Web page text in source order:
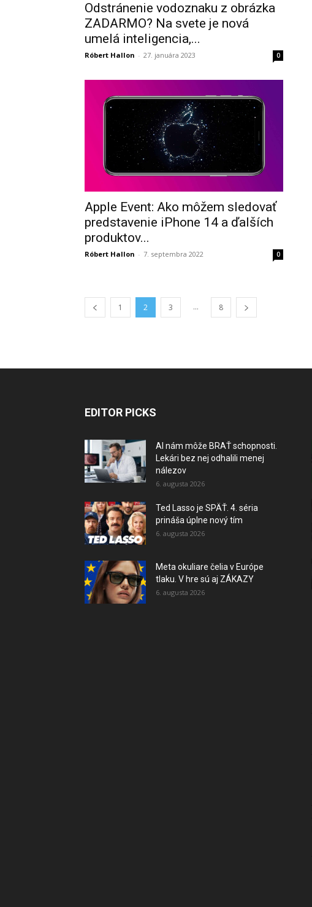
Odstránenie vodoznaku z obrázka
ZADARMO? Na svete je nová
umelá inteligencia,...
Róbert Hallon - 27. januára 2023 0
Apple Event: Ako môžem sledovať
predstavenie iPhone 14 a ďalších
produktov...
Róbert Hallon - 7. septembra 2022 0
1 2 3 ... 8
EDITOR PICKS
AI nám môže BRAŤ schopnosti.
Lekári bez nej odhalili menej
nálezov
6. augusta 2026
Ted Lasso je SPÄŤ. 4. séria
prináša úplne nový tím
6. augusta 2026
Meta okuliare čelia v Európe
tlaku. V hre sú aj ZÁKAZY
6. augusta 2026